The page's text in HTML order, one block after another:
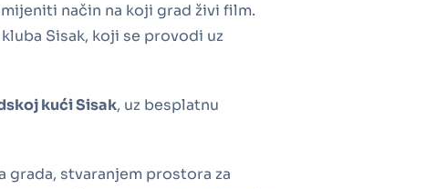
način na koji grad živi film.
Sisak, koji se provodi uz
kući Sisak, uz besplatnu
stvaranjem prostora za